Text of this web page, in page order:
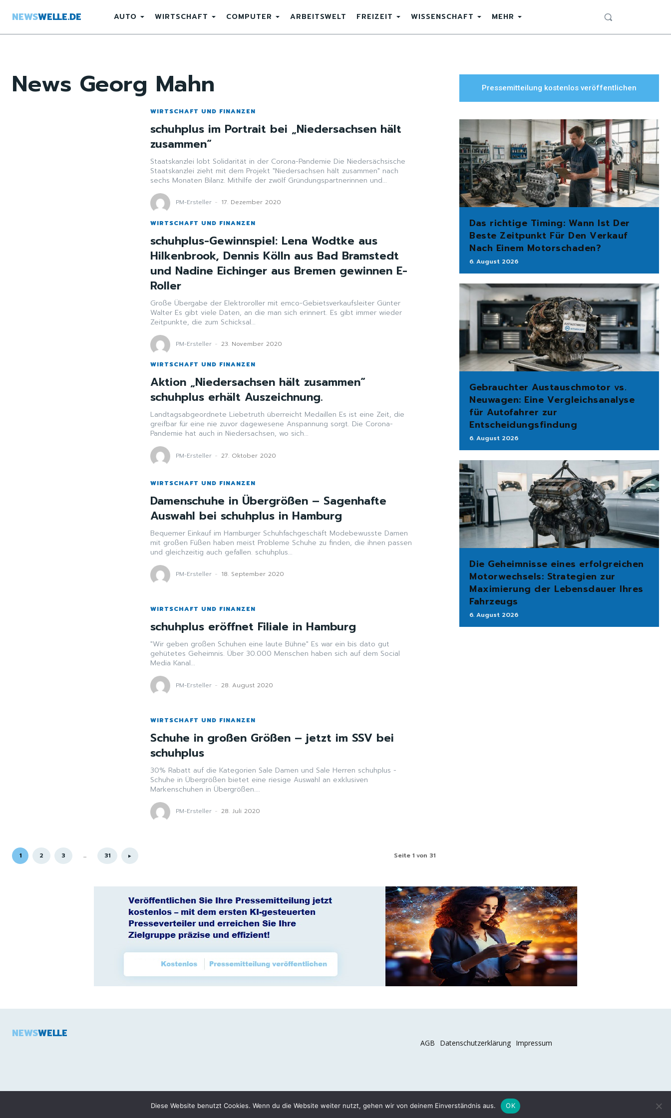
NEWSWELLE.DE AUTO WIRTSCHAFT COMPUTER ARBEITSWELT FREIZEIT WISSENSCHAFT MEHR
News Georg Mahn
WIRTSCHAFT UND FINANZEN
schuhplus im Portrait bei „Niedersachsen hält
zusammen“
Staatskanzlei lobt Solidarität in der Corona-Pandemie Die Niedersächsische
Staatskanzlei zieht mit dem Projekt "Niedersachsen hält zusammen" nach
sechs Monaten Bilanz. Mithilfe der zwölf Gründungspartnerinnen und...
PM-Ersteller - 17. Dezember 2020
WIRTSCHAFT UND FINANZEN
schuhplus-Gewinnspiel: Lena Wodtke aus
Hilkenbrook, Dennis Kölln aus Bad Bramstedt
und Nadine Eichinger aus Bremen gewinnen E-
Roller
Große Übergabe der Elektroroller mit emco-Gebietsverkaufsleiter Günter
Walter Es gibt viele Daten, an die man sich erinnert. Es gibt immer wieder
Zeitpunkte, die zum Schicksal...
PM-Ersteller - 23. November 2020
WIRTSCHAFT UND FINANZEN
Aktion „Niedersachsen hält zusammen“
schuhplus erhält Auszeichnung.
Landtagsabgeordnete Liebetruth überreicht Medaillen Es ist eine Zeit, die
greifbar für eine nie zuvor dagewesene Anspannung sorgt. Die Corona-
Pandemie hat auch in Niedersachsen, wo sich...
PM-Ersteller - 27. Oktober 2020
WIRTSCHAFT UND FINANZEN
Damenschuhe in Übergrößen – Sagenhafte
Auswahl bei schuhplus in Hamburg
Bequemer Einkauf im Hamburger Schuhfachgeschäft Modebewusste Damen
mit großen Füßen haben meist Probleme Schuhe zu finden, die ihnen passen
und gleichzeitig auch gefallen. schuhplus...
PM-Ersteller - 18. September 2020
WIRTSCHAFT UND FINANZEN
schuhplus eröffnet Filiale in Hamburg
"Wir geben großen Schuhen eine laute Bühne" Es war ein bis dato gut
gehütetes Geheimnis. Über 30.000 Menschen haben sich auf dem Social
Media Kanal...
PM-Ersteller - 28. August 2020
WIRTSCHAFT UND FINANZEN
Schuhe in großen Größen – jetzt im SSV bei
schuhplus
30% Rabatt auf die Kategorien Sale Damen und Sale Herren schuhplus -
Schuhe in Übergrößen bietet eine riesige Auswahl an exklusiven
Markenschuhen in Übergrößen....
PM-Ersteller - 28. Juli 2020
1 2 3 ... 31 Seite 1 von 31
Pressemitteilung kostenlos veröffentlichen
Das richtige Timing: Wann Ist Der
Beste Zeitpunkt Für Den Verkauf
Nach Einem Motorschaden?
6. August 2026
Gebrauchter Austauschmotor vs.
Neuwagen: Eine Vergleichsanalyse
für Autofahrer zur
Entscheidungsfindung
6. August 2026
Die Geheimnisse eines erfolgreichen
Motorwechsels: Strategien zur
Maximierung der Lebensdauer Ihres
Fahrzeugs
6. August 2026
NEWSWELLE
AGB Datenschutzerklärung Impressum
Diese Website benutzt Cookies. Wenn du die Website weiter nutzt, gehen wir von deinem Einverständnis aus. OK